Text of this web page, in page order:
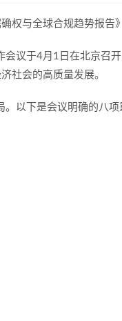
权与全球合规趋势报告
议于4月1日在北京召
社会的高质量发展。
以下是会议明确的八项